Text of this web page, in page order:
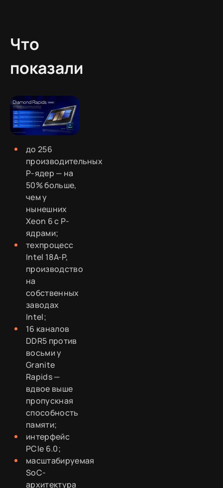
Что
показали
до 256
производительных
P-ядер — на
50% больше,
чем у
нынешних
Xeon 6 с P-
ядрами;
техпроцесс
Intel 18A-P,
производство
на
собственных
заводах
Intel;
16 каналов
DDR5 против
восьми у
Granite
Rapids —
вдвое выше
пропускная
способность
памяти;
интерфейс
PCIe 6.0;
масштабируемая
SoC-
архитектура